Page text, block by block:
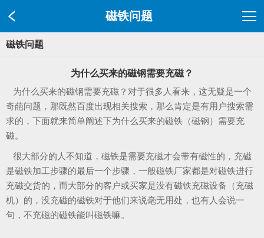
磁铁问题
磁铁问题
为什么买来的磁钢需要充磁？
为什么买来的磁钢需要充磁？对于很多人看来，这无疑是一个
奇葩问题，那既然百度出现相关搜索，那么肯定是有用户搜索需
求的，下面就来简单阐述下为什么买来的磁铁（磁钢）需要充
磁。
很大部分的人不知道，磁铁是需要充磁才会带有磁性的，充磁
是磁铁加工步骤的最后一个步骤，一般磁铁厂家都是对磁铁进行
充磁交货的，而大部分的客户或买家是没有磁铁充磁设备（充磁
机）的，没充磁的磁铁对于他们来说毫无用处，也有人会说一
句，不充磁的磁铁能叫磁铁嘛。